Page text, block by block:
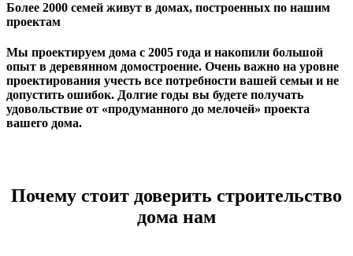
Более 2000 семей живут в домах, построенных по нашим
проектам
Мы проектируем дома с 2005 года и накопили большой
опыт в деревянном домостроение. Очень важно на уровне
проектирования учесть все потребности вашей семьи и не
допустить ошибок. Долгие годы вы будете получать
удовольствие от «продуманного до мелочей» проекта
вашего дома.
Почему стоит доверить строительство
дома нам